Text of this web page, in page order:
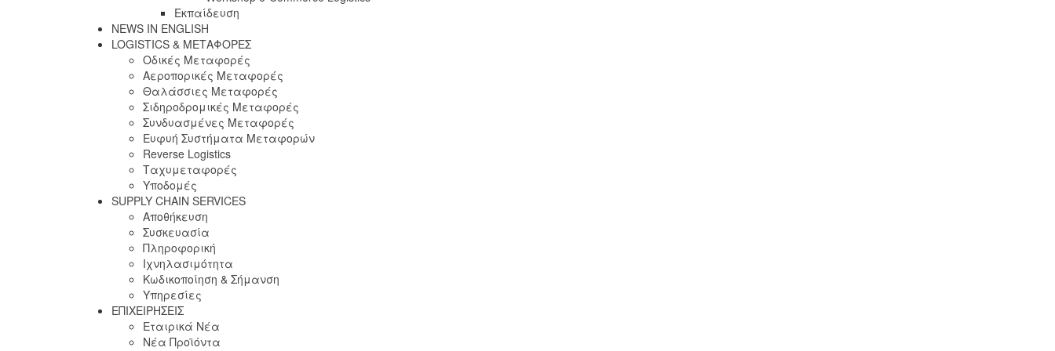
Εκπαίδευση
NEWS IN ENGLISH
LOGISTICS & ΜΕΤΑΦΟΡΕΣ
Οδικές Μεταφορές
Αεροπορικές Μεταφορές
Θαλάσσιες Μεταφορές
Σιδηροδρομικές Μεταφορές
Συνδυασμένες Μεταφορές
Ευφυή Συστήματα Μεταφορών
Reverse Logistics
Ταχυμεταφορές
Υποδομές
SUPPLY CHAIN SERVICES
Αποθήκευση
Συσκευασία
Πληροφορική
Ιχνηλασιμότητα
Κωδικοποίηση & Σήμανση
Υπηρεσίες
ΕΠΙΧΕΙΡΗΣΕΙΣ
Εταιρικά Νέα
Νέα Προϊόντα